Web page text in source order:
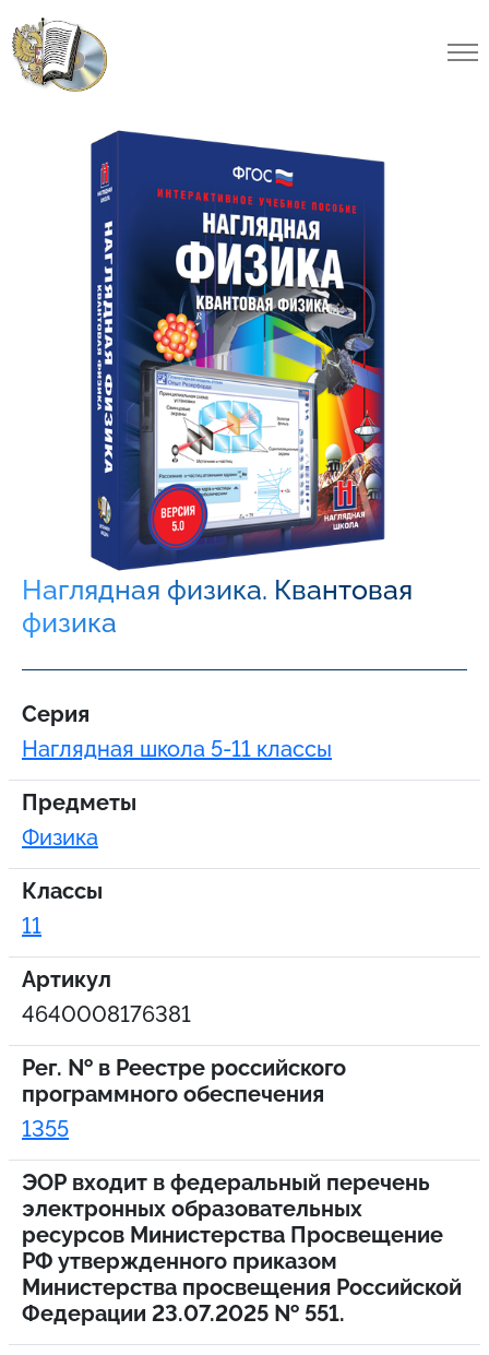
Наглядная физика. Квантовая
физика
Серия
Наглядная школа 5-11 классы
Предметы
Физика
Классы
11
Артикул
4640008176381
Рег. № в Реестре российского
программного обеспечения
1355
ЭОР входит в федеральный перечень
электронных образовательных
ресурсов Министерства Просвещение
РФ утвержденного приказом
Министерства просвещения Российской
Федерации 23.07.2025 № 551.